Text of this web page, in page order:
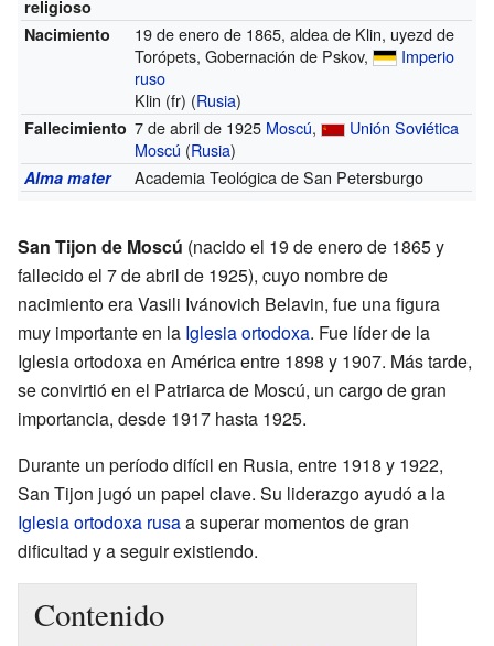
religioso
Nacimiento
19 de enero de 1865, aldea de Klin, uyezd de
Torópets, Gobernación de Pskov,
Imperio
ruso
Klin (fr) (Rusia)
Fallecimiento 7 de abril de 1925 Moscú,
Unión Soviética
Moscú (Rusia)
Alma mater Academia Teológica de San Petersburgo
San Tijon de Moscú (nacido el 19 de enero de 1865 y
fallecido el 7 de abril de 1925), cuyo nombre de
nacimiento era Vasili Ivánovich Belavin, fue una figura
muy importante en la Iglesia ortodoxa. Fue líder de la
Iglesia ortodoxa en América entre 1898 y 1907. Más tarde,
se convirtió en el Patriarca de Moscú, un cargo de gran
importancia, desde 1917 hasta 1925.
Durante un período difícil en Rusia, entre 1918 y 1922,
San Tijon jugó un papel clave. Su liderazgo ayudó a la
Iglesia ortodoxa rusaa superar momentos de gran
dificultad y a seguir existiendo.
Contenido